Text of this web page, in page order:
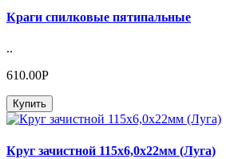
Краги спилковые пятипальные
..
610.00Р
Купить
Круг зачистной 115х6,0х22мм (Луга)